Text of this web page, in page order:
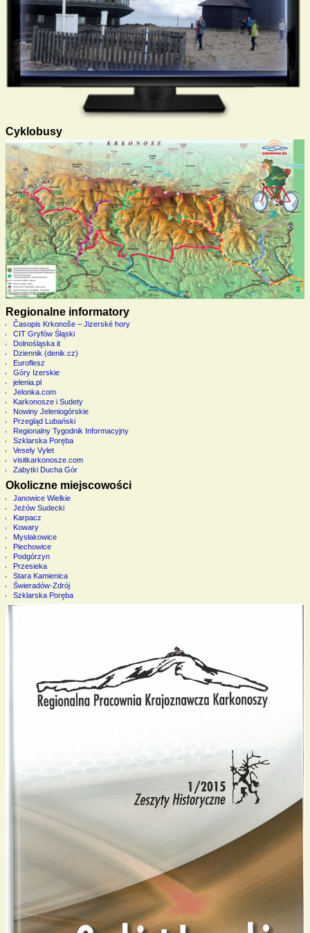
Cyklobusy
Regionalne informatory
Časopis Krkonoše – Jizerské hory
CIT Gryfów Śląski
Dolnośląska it
Dziennik (denik.cz)
Euroflesz
Góry Izerskie
jelenia.pl
Jelonka.com
Karkonosze i Sudety
Nowiny Jeleniogórskie
Przegląd Lubański
Regionalny Tygodnik Informacyjny
Szklarska Poręba
Vesely Vylet
visitkarkonosze.com
Zabytki Ducha Gór
Okoliczne miejscowości
Janowice Wielkie
Jeżów Sudecki
Karpacz
Kowary
Mysłakowice
Piechowice
Podgórzyn
Przesieka
Stara Kamienica
Świeradów-Zdrój
Szklarska Poręba